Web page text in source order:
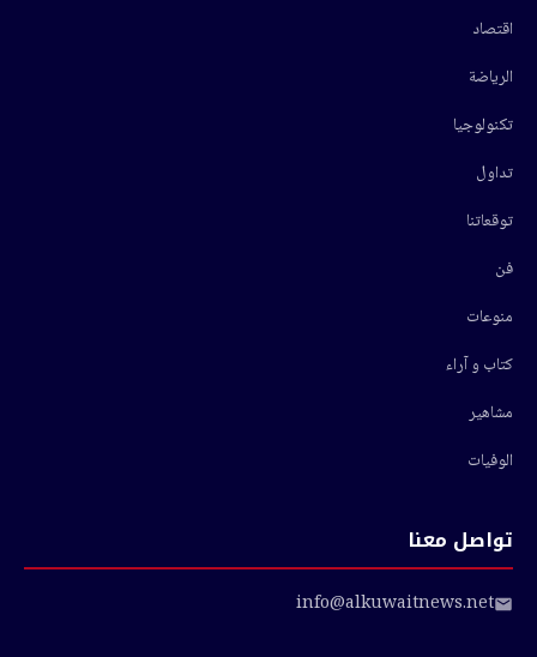
اقتصاد
الرياضة
تكنولوجيا
تداول
توقعاتنا
فن
منوعات
كتاب و آراء
مشاهير
الوفيات
تواصل معنا
info@alkuwaitnews.net